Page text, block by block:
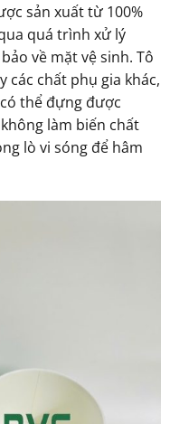
sản xuất từ 100%
quá trình xử lý
về mặt vệ sinh. Tô
các chất phụ gia khác,
thể đựng được
làm biến chất
lò vi sóng để hâm